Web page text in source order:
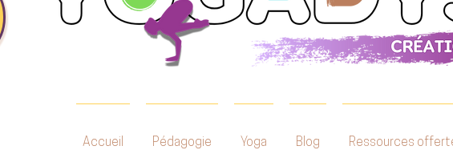
Accueil Pédagogie Yoga Blog Ressources